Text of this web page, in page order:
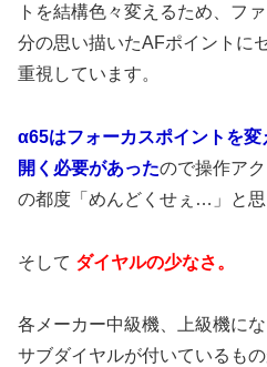
トを結構色々変えるため、フ
分の思い描いたAFポイントに
重視しています。
α65はフォーカスポイントを
開く必要があったので操作ア
の都度「めんどくせぇ…」と思
そして ダイヤルの少なさ。
各メーカー中級機、上級機に
サブダイヤルが付いているもの